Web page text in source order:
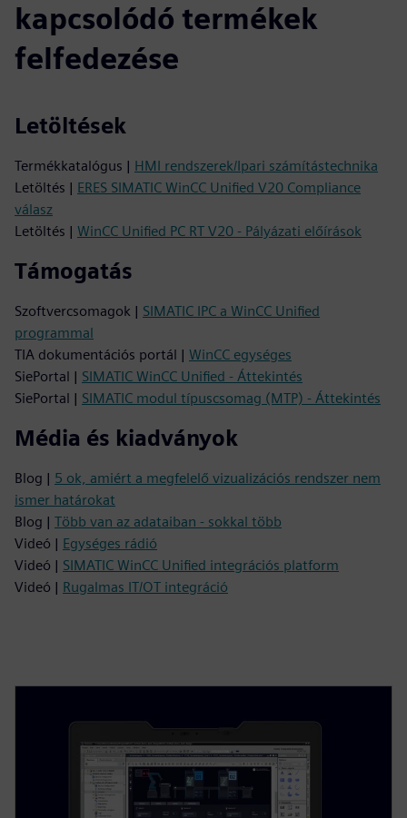
kapcsolódó termékek
felfedezése
Letöltések
Termékkatalógus | HMI rendszerek/Ipari számítástechnika
Letöltés | ERES SIMATIC WinCC Unified V20 Compliance
válasz
Letöltés | WinCC Unified PC RT V20 - Pályázati előírások
Támogatás
Szoftvercsomagok | SIMATIC IPC a WinCC Unified
programmal
TIA dokumentációs portál | WinCC egységes
SiePortal | SIMATIC WinCC Unified - Áttekintés
SiePortal | SIMATIC modul típuscsomag (MTP) - Áttekintés
Média és kiadványok
Blog | 5 ok, amiért a megfelelő vizualizációs rendszer nem
ismer határokat
Blog | Több van az adataiban - sokkal több
Videó | Egységes rádió
Videó | SIMATIC WinCC Unified integrációs platform
Videó | Rugalmas IT/OT integráció